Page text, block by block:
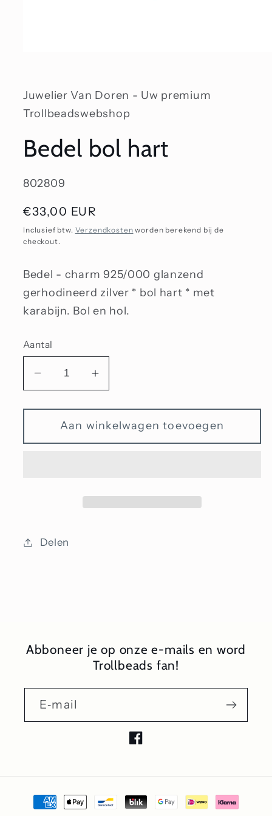
modaal
Juwelier Van Doren - Uw premium
Trollbeadswebshop
Bedel bol hart
SKU:
802809
Normale
prijs
€33,00 EUR
Inclusief btw. Verzendkosten worden berekend bij de
checkout.
Bedel - charm 925/000 glanzend
gerhodineerd zilver * bol hart * met
karabijn. Bol en hol.
Aantal
Aantal
verlagen
voor
Bedel
bol
Aantal
verhogen
voor
Bedel
bol
Aan winkelwagen toevoegen
Delen
Abboneer je op onze e-mails en word
Trollbeads fan!
E‑mail
Facebook
Betaalmethoden